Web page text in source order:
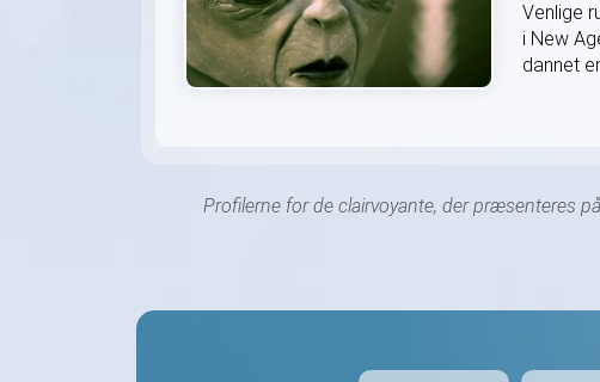
Venlige
i New
dannet
Profilerne for de clairvoyante, der præsenteres